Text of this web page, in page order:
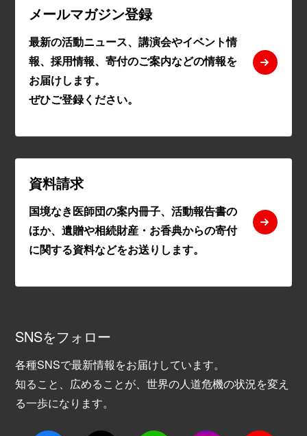
メールマガジン登録
最新の活動ニュース、講演会やイベント情
報、採用情報、寄付のご案内などの情報を
お届けします。
ぜひご登録ください。
資料請求
国境なき医師団の案内冊子、活動報告書の
ほか、遺贈や相続財産・お香典からの寄付
に関する資料などをお送りします。
SNSをフォロー
各種SNSで最新情報をお届けしています。
知ること、広めることが、世界の人道危機の状況を変え
る一歩になります。